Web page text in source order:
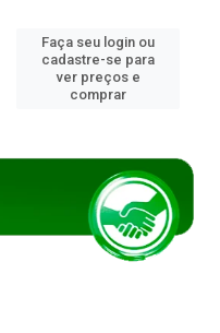
Faça seu login ou
cadastre-se para
ver preços e
comprar